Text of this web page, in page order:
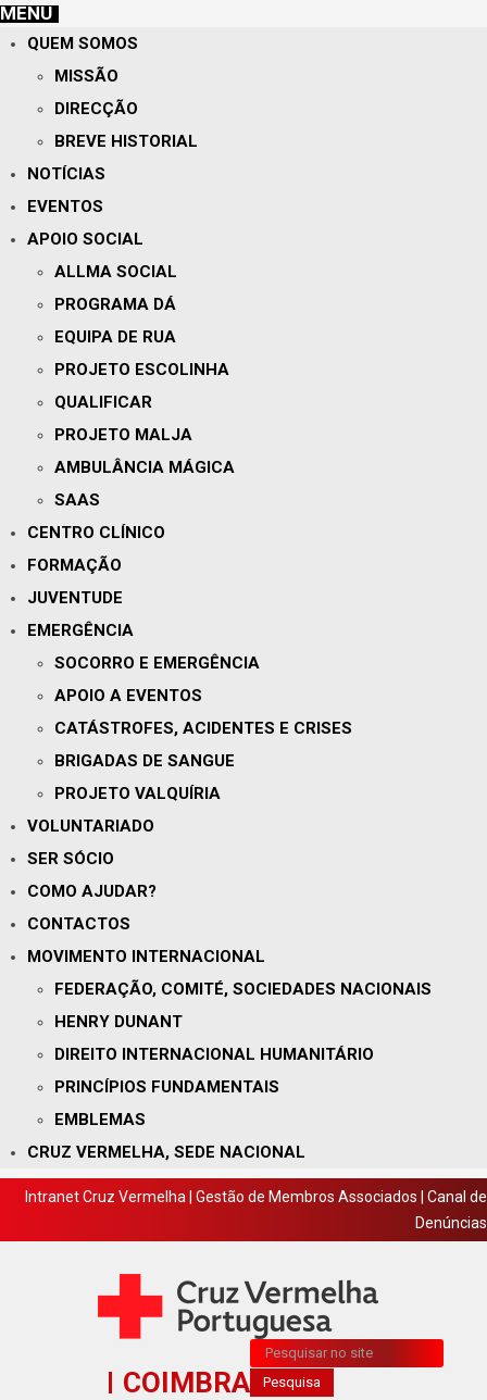
MENU
QUEM SOMOS
MISSÃO
DIRECÇÃO
BREVE HISTORIAL
NOTÍCIAS
EVENTOS
APOIO SOCIAL
ALLMA SOCIAL
PROGRAMA DÁ
EQUIPA DE RUA
PROJETO ESCOLINHA
QUALIFICAR
PROJETO MALJA
AMBULÂNCIA MÁGICA
SAAS
CENTRO CLÍNICO
FORMAÇÃO
JUVENTUDE
EMERGÊNCIA
SOCORRO E EMERGÊNCIA
APOIO A EVENTOS
CATÁSTROFES, ACIDENTES E CRISES
BRIGADAS DE SANGUE
PROJETO VALQUÍRIA
VOLUNTARIADO
SER SÓCIO
COMO AJUDAR?
CONTACTOS
MOVIMENTO INTERNACIONAL
FEDERAÇÃO, COMITÉ, SOCIEDADES NACIONAIS
HENRY DUNANT
DIREITO INTERNACIONAL HUMANITÁRIO
PRINCÍPIOS FUNDAMENTAIS
EMBLEMAS
CRUZ VERMELHA, SEDE NACIONAL
Intranet Cruz Vermelha Gestão de Membros Associados
Canal de
Denúncias
COIMBRA
Pesquisa...
Pesquisa